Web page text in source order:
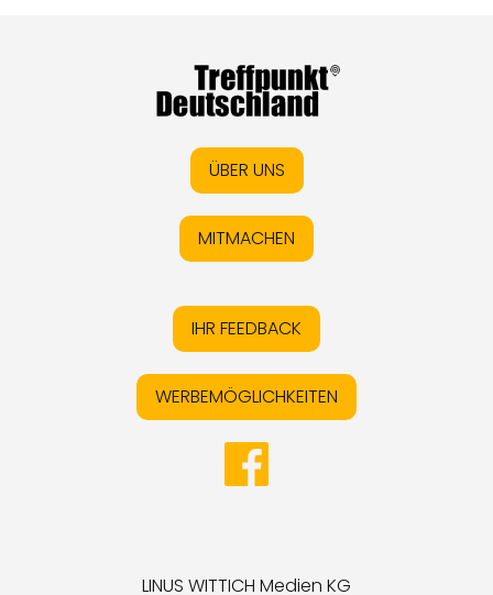
ÜBER UNS
MITMACHEN
IHR FEEDBACK
WERBEMÖGLICHKEITEN
LINUS WITTICH Medien KG